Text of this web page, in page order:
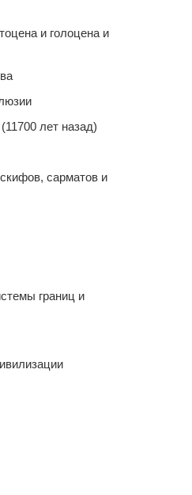
и голоцена и
лет назад)
сарматов и
границ и